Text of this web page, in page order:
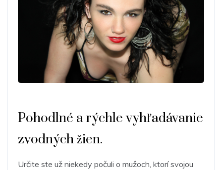
Pohodlné a rýchle vyhľadávanie
zvodných žien.
Určite ste už niekedy počuli o mužoch, ktorí svojou